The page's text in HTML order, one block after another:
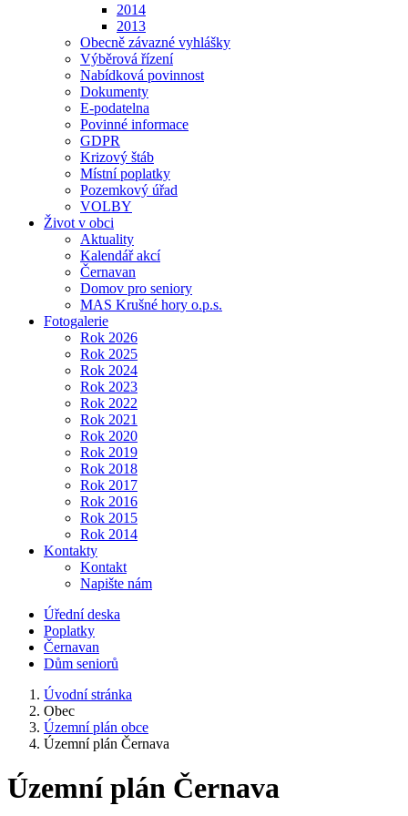
2014
2013
Obecně závazné vyhlášky
Výběrová řízení
Nabídková povinnost
Dokumenty
E-podatelna
Povinné informace
GDPR
Krizový štáb
Místní poplatky
Pozemkový úřad
VOLBY
Život v obci
Aktuality
Kalendář akcí
Černavan
Domov pro seniory
MAS Krušné hory o.p.s.
Fotogalerie
Rok 2026
Rok 2025
Rok 2024
Rok 2023
Rok 2022
Rok 2021
Rok 2020
Rok 2019
Rok 2018
Rok 2017
Rok 2016
Rok 2015
Rok 2014
Kontakty
Kontakt
Napište nám
Úřední deska
Poplatky
Černavan
Dům seniorů
Úvodní stránka
Obec
Územní plán obce
Územní plán Černava
Územní plán Černava